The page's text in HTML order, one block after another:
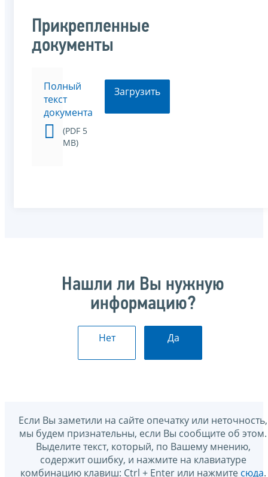
Прикрепленные
документы
Полный
текст
документа
(PDF 5
MB)
Загрузить
Нашли ли Вы нужную
информацию?
Нет Да
Если Вы заметили на сайте опечатку или неточность,
мы будем признательны, если Вы сообщите об этом.
Выделите текст, который, по Вашему мнению,
содержит ошибку, и нажмите на клавиатуре
комбинацию клавиш: Ctrl + Enter или нажмите сюда.